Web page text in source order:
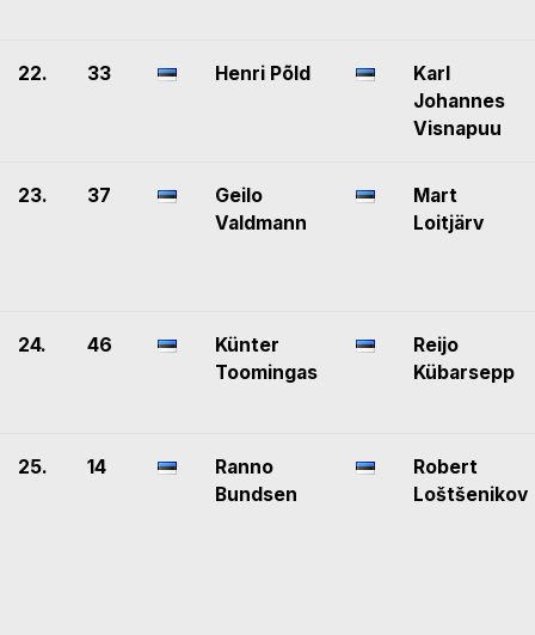
22. 33 Henri Põld
Karl
Johannes
Visnapuu
23. 37
Geilo
Valdmann
Mart
Loitjärv
24. 46
Künter
Toomingas
Reijo
Kübarsepp
25. 14
Ranno
Bundsen
Robert
Loštšenikov